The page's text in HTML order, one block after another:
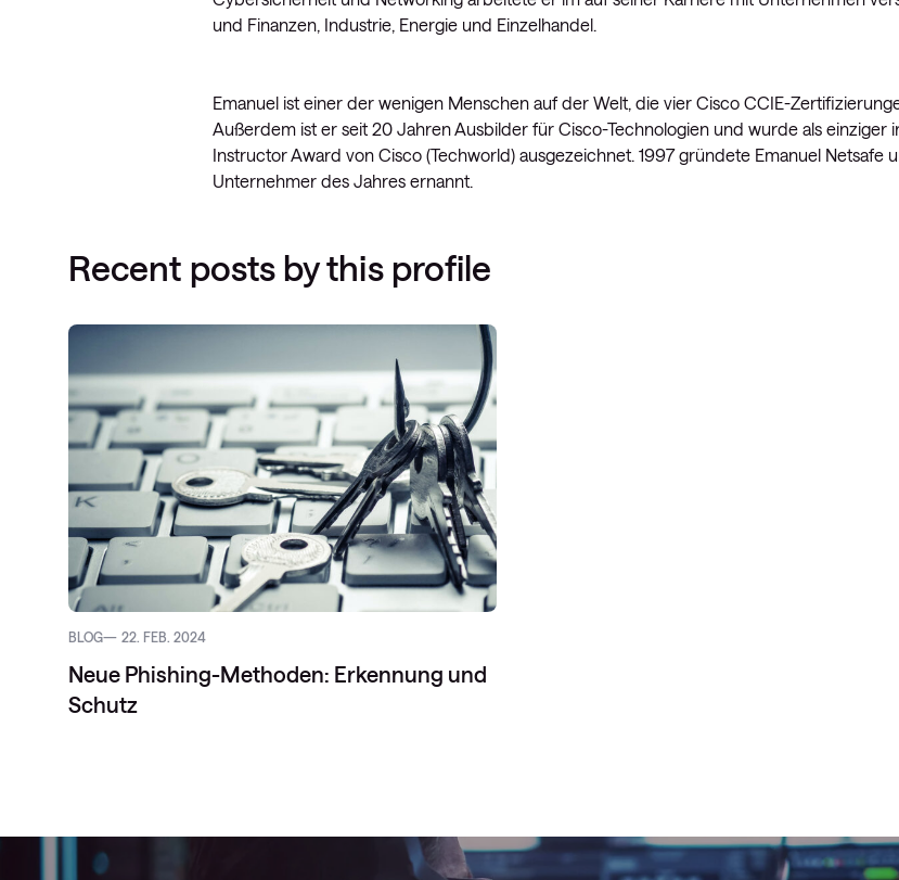
und Finanzen, Industrie, Energie und Einzelhandel.
Emanuel ist einer der wenigen Menschen auf der Welt, die vier Cisco CCIE-
Außerdem ist er seit 20 Jahren Ausbilder für Cisco-Technologien und wurde als einziger
Instructor Award von Cisco (Techworld) ausgezeichnet. 1997 gründete Emanuel Netsafe
Unternehmer des Jahres ernannt.
Recent posts by this profile
BLOG 22. FEB. 2024
Neue Phishing-Methoden: Erkennung und
Schutz